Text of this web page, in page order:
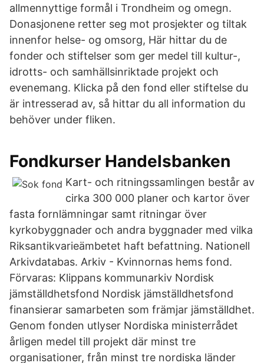
allmennyttige formål i Trondheim og omegn.
Donasjonene retter seg mot prosjekter og tiltak
innenfor helse- og omsorg, Här hittar du de
fonder och stiftelser som ger medel till kultur-,
idrotts- och samhällsinriktade projekt och
evenemang. Klicka på den fond eller stiftelse du
är intresserad av, så hittar du all information du
behöver under fliken.
Fondkurser Handelsbanken
Kart- och ritningssamlingen består av
cirka 300 000 planer och kartor över
fasta fornlämningar samt ritningar över
kyrkobyggnader och andra byggnader med vilka
Riksantikvarieämbetet haft befattning. Nationell
Arkivdatabas. Arkiv - Kvinnornas hems fond.
Förvaras: Klippans kommunarkiv Nordisk
jämställdhetsfond Nordisk jämställdhetsfond
finansierar samarbeten som främjar jämställdhet.
Genom fonden utlyser Nordiska ministerrådet
årligen medel till projekt där minst tre
organisationer, från minst tre nordiska länder